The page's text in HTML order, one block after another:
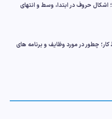
حروف در ابتدا، وسط و انتهای
چطور در مورد وظایف و برنامه های